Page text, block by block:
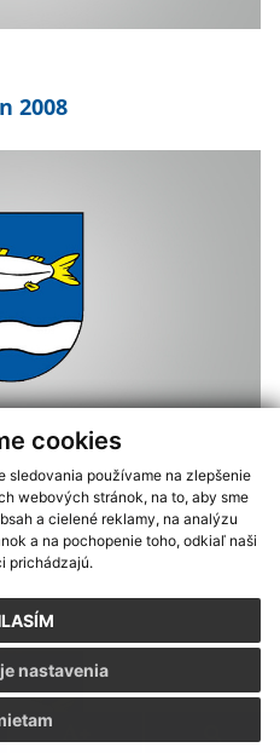
cookies
sledovania používame na zlepšenie
webových stránok, na to, aby sme
a cielené reklamy, na analýzu
a na pochopenie toho, odkiaľ naši
prichádzajú.
nastavenia
2008
v obci